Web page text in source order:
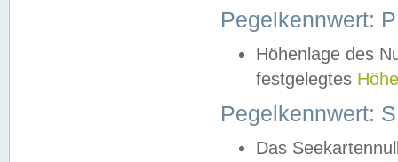
Pegelkennwert:
Höhenlage des
festgelegtes
Pegelkennwert:
Das